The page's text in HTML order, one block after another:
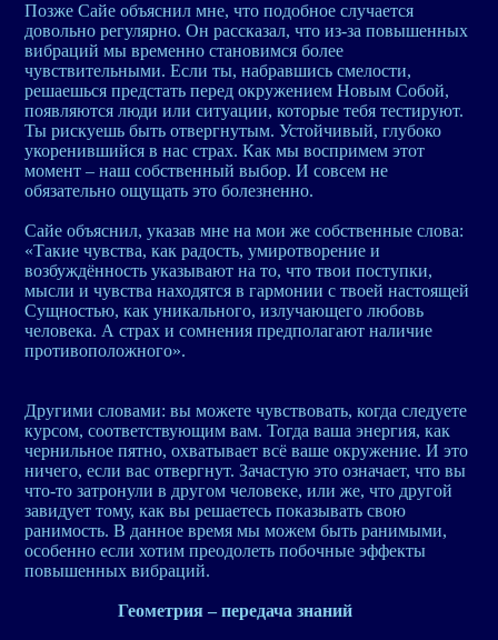
Позже Сайе объяснил мне, что подобное случается
довольно регулярно. Он рассказал, что из-за повышенных
вибраций мы временно становимся более
чувствительными. Если ты, набравшись смелости,
решаешься предстать перед окружением Новым Собой,
появляются люди или ситуации, которые тебя тестируют.
Ты рискуешь быть отвергнутым. Устойчивый, глубоко
укоренившийся в нас страх. Как мы воспримем этот
момент – наш собственный выбор. И совсем не
обязательно ощущать это болезненно.
Сайе объяснил, указав мне на мои же собственные слова:
«Такие чувства, как радость, умиротворение и
возбуждённость указывают на то, что твои поступки,
мысли и чувства находятся в гармонии с твоей настоящей
Сущностью, как уникального, излучающего любовь
человека. А страх и сомнения предполагают наличие
противоположного».
Другими словами: вы можете чувствовать, когда следуете
курсом, соответствующим вам. Тогда ваша энергия, как
чернильное пятно, охватывает всё ваше окружение. И это
ничего, если вас отвергнут. Зачастую это означает, что вы
что-то затронули в другом человеке, или же, что другой
завидует тому, как вы решаетесь показывать свою
ранимость. В данное время мы можем быть ранимыми,
особенно если хотим преодолеть побочные эффекты
повышенных вибраций.
Геометрия – передача знаний